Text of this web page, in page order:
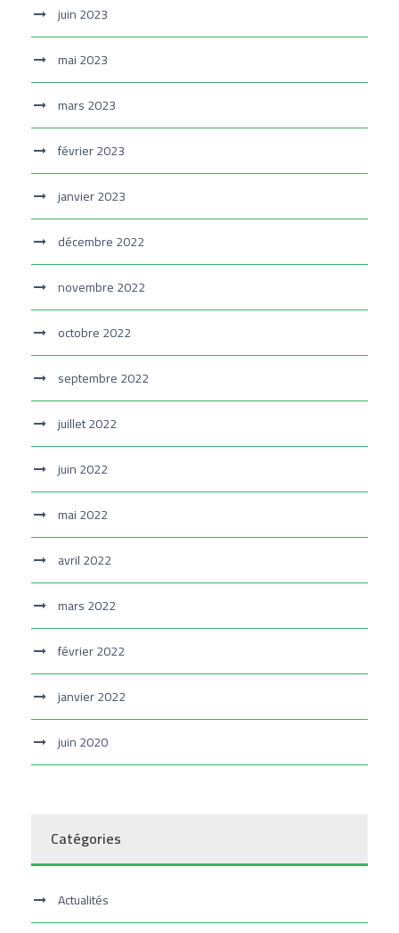
juin 2023
mai 2023
mars 2023
février 2023
janvier 2023
décembre 2022
novembre 2022
octobre 2022
septembre 2022
juillet 2022
juin 2022
mai 2022
avril 2022
mars 2022
février 2022
janvier 2022
juin 2020
Catégories
Actualités